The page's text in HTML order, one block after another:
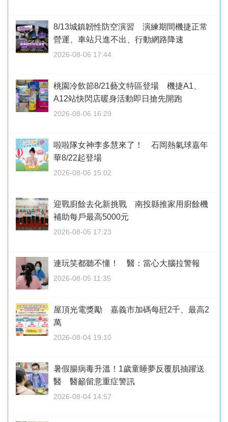
8/13城鎮韌性防空演習 演練期間機捷正常
營運、車站只進不出、行動網路降速
2026-08-06 17:44
桃園冷飲節8/21藝文特區登場 機捷A1、
A12站快閃店暖身活動即日搶先開跑
2026-08-06 16:29
啦啦隊女神李多慧來了！ 石岡熱氣球嘉年
華8/22起登場
2026-08-06 15:02
迎戰廚餘去化新挑戰 南投縣推家用廚餘機
補助每戶最高5000元
2026-08-05 17:23
連玩笑都聽不懂！ 醫：當心大腦拉警報
2026-08-05 11:35
屋頂光電獎勵 嘉義市加碼每瓩2千、最高2
萬
2026-08-04 19:10
暑假腸病毒升溫！1歲童睡夢反覆肌抽躍送
醫 醫籲留意重症警訊
2026-08-04 14:57